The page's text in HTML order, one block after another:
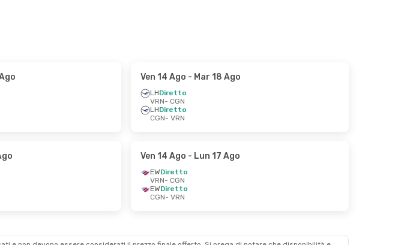
Ven 14 Ago - Mar 18 Ago
LHDiretto
VRN- CGN
LHDiretto
CGN- VRN
Ven 14 Ago - Lun 17 Ago
EWDiretto
VRN- CGN
EWDiretto
CGN- VRN